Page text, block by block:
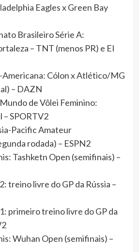
Eagles x Green Bay
Brasileiro Série A:
– TNT (menos PR) e EI
Americana: Cólon x Atlético/MG
– DAZN
de Vôlei Feminino:
– SPORTV2
Pacific Amateur
rodada) – ESPN2
Tashketn Open (semifinais) –
treino livre do GP da Rússia –
primeiro treino livre do GP da
Wuhan Open (semifinais) –